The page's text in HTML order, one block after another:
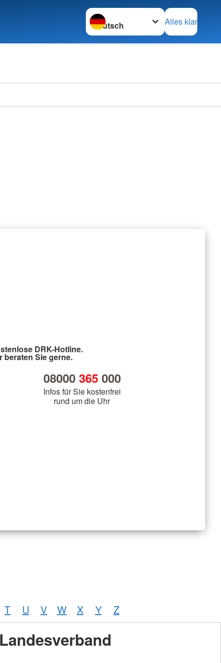
Sprache wechseln zu
Alles klar
DRK-Hotline.
beraten Sie gerne.
08000 365000
Infos für Sie kostenfrei
rund um die Uhr
T U V W X Y Z
Landesverband